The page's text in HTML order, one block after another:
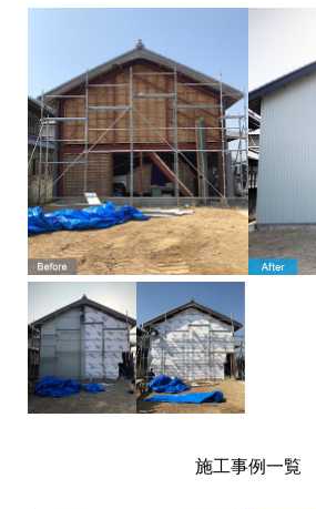
施工事例一覧